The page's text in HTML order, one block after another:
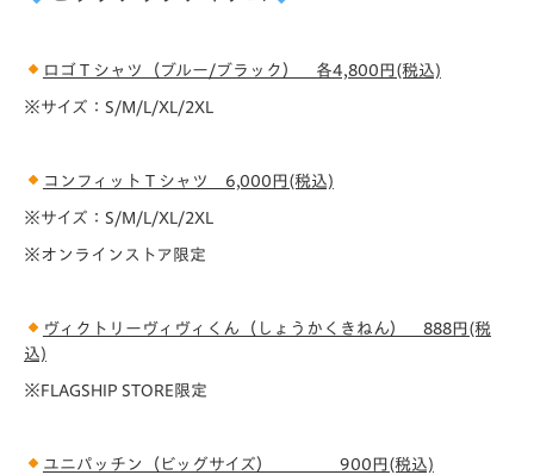
ロゴＴシャツ（ブルー/ブラック） 各4,800円(税込)
※サイズ：S/M/L/XL/2XL
コンフィットＴシャツ 6,000円(税込)
※サイズ：S/M/L/XL/2XL
※オンラインストア限定
ヴィクトリーヴィヴィくん（しょうかくきねん） 888円(税
込)
※FLAGSHIP STORE限定
ユニパッチン（ビッグサイズ） 900円(税込)